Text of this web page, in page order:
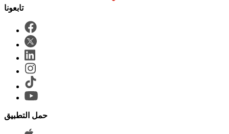
حمل التطبيق